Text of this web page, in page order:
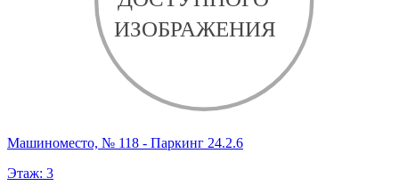
Машиноместо, № 118 - Паркинг 24.2.6
Этаж: 3